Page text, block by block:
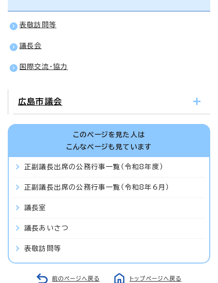
表敬訪問等
議長会
国際交流・協力
広島市議会
このページを見た人は
こんなページも見ています
正副議長出席の公務行事一覧（令和8年度）
正副議長出席の公務行事一覧（令和8年6月）
議長室
議長あいさつ
表敬訪問等
前のページへ戻る トップページへ戻る